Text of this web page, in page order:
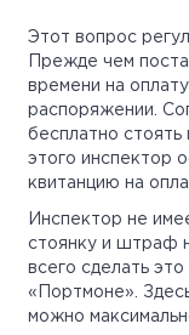
Этот вопрос
Прежде чем
времени на
распоряжении.
бесплатно стоять
этого инспектор
квитанцию на
Инспектор не
стоянку и штраф
всего сделать
«Портмоне».
можно